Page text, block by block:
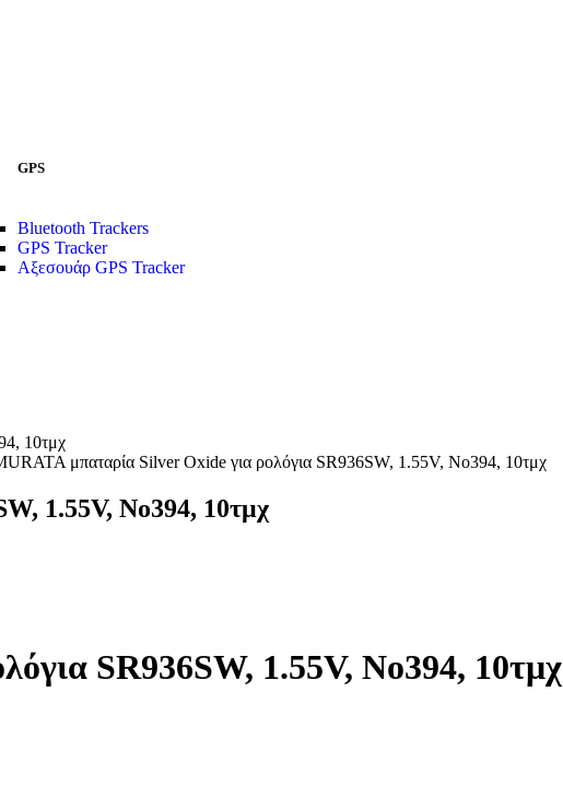
GPS
Bluetooth Trackers
GPS Tracker
Αξεσουάρ GPS Tracker
10τμχ
μπαταρία Silver Oxide για ρολόγια SR936SW, 1.55V, No394, 10τμχ
1.55V, No394, 10τμχ
SR936SW, 1.55V, No394, 10τμχ